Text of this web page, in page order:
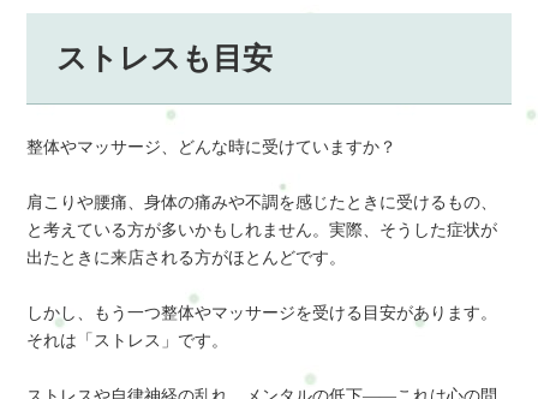
ストレスも目安
整体やマッサージ、どんな時に受けていますか？
肩こりや腰痛、身体の痛みや不調を感じたときに受けるもの、
と考えている方が多いかもしれません。実際、そうした症状が
出たときに来店される方がほとんどです。
しかし、もう一つ整体やマッサージを受ける目安があります。
それは「ストレス」です。